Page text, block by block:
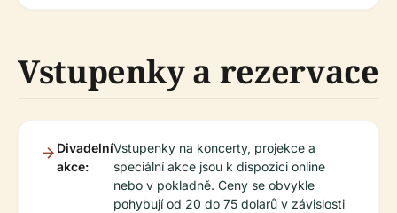
Vstupenky a rezervace
Divadelní
akce:
Vstupenky na koncerty, projekce a
speciální akce jsou k dispozici online
nebo v pokladně. Ceny se obvykle
pohybují od 20 do 75 dolarů v závislosti